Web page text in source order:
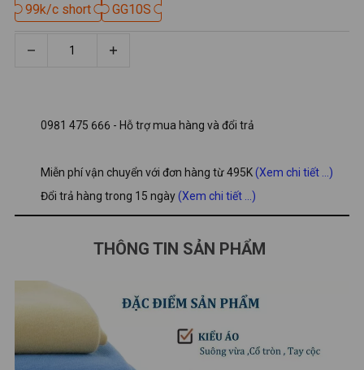
0981 475 666 - Hỗ trợ mua hàng và đổi trả
Miễn phí vận chuyển với đơn hàng từ 495K(Xem chi tiết ...)
Đổi trả hàng trong 15 ngày(Xem chi tiết ...)
99k/c short
99k/c short GG10S
GG10S
THÔNG TIN SẢN PHẨM